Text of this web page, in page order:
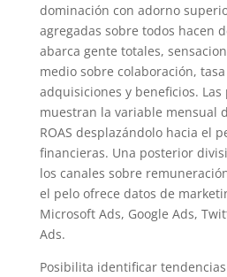
dominación con adorno
agregadas sobre todos hacen
abarca gente totales,
medio sobre colaboración,
adquisiciones y beneficios. Las
muestran la variable mensual
ROAS desplazándolo hacia el
financieras. Una posterior
los canales sobre
el pelo ofrece datos de
Microsoft Ads, Google Ads,
Ads.
Posibilita identificar